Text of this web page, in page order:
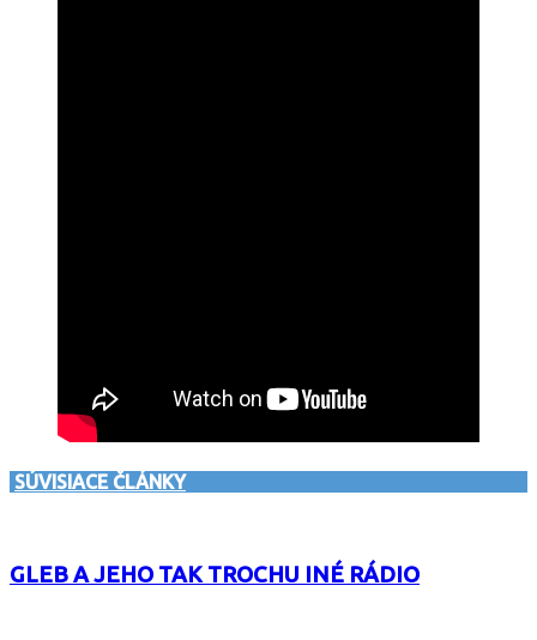
SÚVISIACE ČLÁNKY
GLEB A JEHO TAK TROCHU INÉ RÁDIO